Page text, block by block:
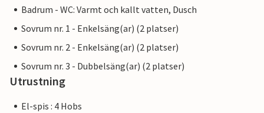
Badrum - WC: Varmt och kallt vatten, Dusch
Sovrum nr. 1 - Enkelsäng(ar) (2 platser)
Sovrum nr. 2 - Enkelsäng(ar) (2 platser)
Sovrum nr. 3 - Dubbelsäng(ar) (2 platser)
Utrustning
El-spis : 4 Hobs